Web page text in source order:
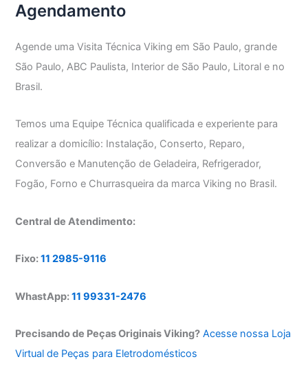
Agendamento
Agende uma Visita Técnica Viking em São Paulo, grande
São Paulo, ABC Paulista, Interior de São Paulo, Litoral e no
Brasil.
Temos uma Equipe Técnica qualificada e experiente para
realizar a domicílio: Instalação, Conserto, Reparo,
Conversão e Manutenção de Geladeira, Refrigerador,
Fogão, Forno e Churrasqueira da marca Viking no Brasil.
Central de Atendimento:
Fixo:11 2985-9116
WhastApp:11 99331-2476
Precisando de Peças Originais Viking? Acesse nossa Loja
Virtual de Peças para Eletrodomésticos